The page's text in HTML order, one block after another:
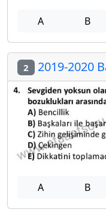
A B
2 2019-2020
A B